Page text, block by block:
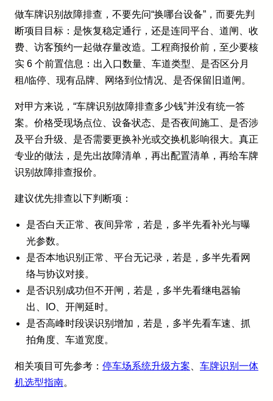
做车牌识别故障排查，不要先问“换哪台设备”，而要先判
断项目目标：是恢复稳定通行，还是连同平台、道闸、收
费、访客预约一起做存量改造。工程商报价前，至少要核
实 6 个前置信息：出入口数量、车道类型、是否区分月
租/临停、现有品牌、网络到位情况、是否保留旧道闸。
对甲方来说，“车牌识别故障排查多少钱”并没有统一答
案。价格受现场点位、设备状态、是否夜间施工、是否涉
及平台升级、是否需要更换补光或交换机影响很大。真正
专业的做法，是先出故障清单，再出配置清单，再给车牌
识别故障排查报价。
建议优先排查以下判断项：
是否白天正常、夜间异常，若是，多半先看补光与曝
光参数。
是否本地识别正常、平台无记录，若是，多半先看网
络与协议对接。
是否识别成功但不开闸，若是，多半先看继电器输
出、IO、开闸延时。
是否高峰时段误识别增加，若是，多半先看车速、抓
拍角度、车道宽度。
相关项目可先参考： 停车场系统升级方案
车牌识别一体
机选型指南。